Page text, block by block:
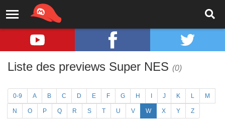
Liste des previews Super NES (0)
0-9 A B C D E F G H J K L M
N O P Q R S T U V W X Y Z